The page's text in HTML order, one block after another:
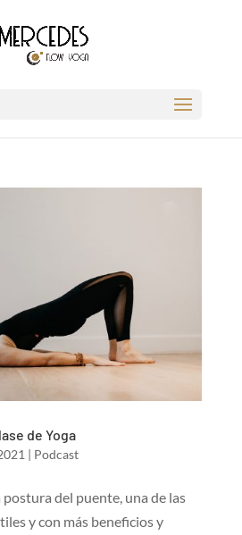
de Yoga
| Podcast
del puente, una de las
y con más beneficios y